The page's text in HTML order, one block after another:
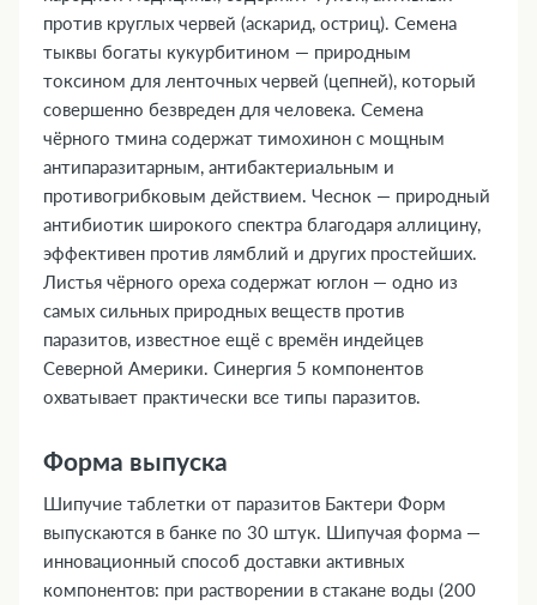
против круглых червей (аскарид, остриц). Семена
тыквы богаты кукурбитином — природным
токсином для ленточных червей (цепней), который
совершенно безвреден для человека. Семена
чёрного тмина содержат тимохинон с мощным
антипаразитарным, антибактериальным и
противогрибковым действием. Чеснок — природный
антибиотик широкого спектра благодаря аллицину,
эффективен против лямблий и других простейших.
Листья чёрного ореха содержат юглон — одно из
самых сильных природных веществ против
паразитов, известное ещё с времён индейцев
Северной Америки. Синергия 5 компонентов
охватывает практически все типы паразитов.
Форма выпуска
Шипучие таблетки от паразитов Бактери Форм
выпускаются в банке по 30 штук. Шипучая форма —
инновационный способ доставки активных
компонентов: при растворении в стакане воды (200